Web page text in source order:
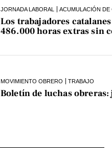
JORNADA LABORAL ACUMULACIÓN DE
Los trabajadores
486.000 horas extras sin
MOVIMIENTO OBRERO TRABAJO
Boletín de luchas